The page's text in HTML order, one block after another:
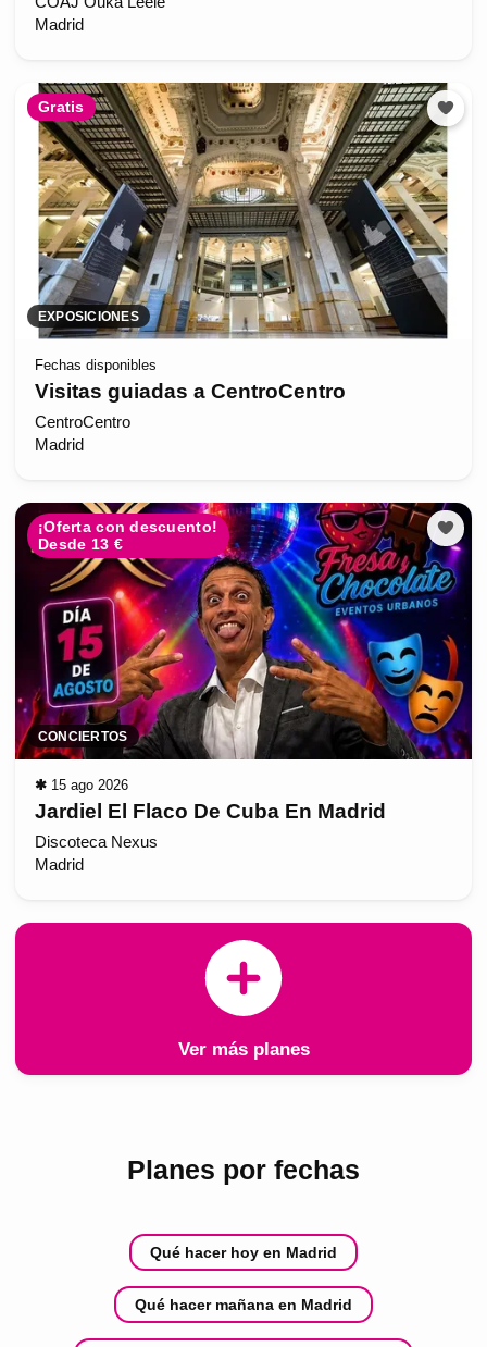
Madrid
Gratis
EXPOSICIONES
Fechas disponibles
Visitas guiadas a CentroCentro
CentroCentro
Madrid
¡Oferta con descuento!
Desde 13 €
CONCIERTOS
✱ 15 ago 2026
Jardiel El Flaco De Cuba En Madrid
Discoteca Nexus
Madrid
Ver más planes
Planes por fechas
Qué hacer hoy en Madrid
Qué hacer mañana en Madrid